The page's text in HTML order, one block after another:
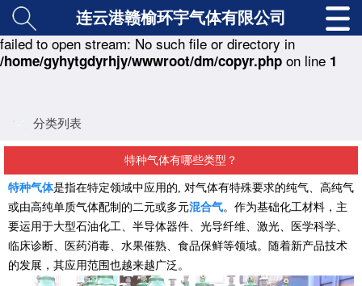
Warning : copy(./class/md5.class.php) [function.copy
]:
failed to open stream: No such file or directory in
/home/gyhytgdyrhjy/wwwroot/dm/copyr.php on line 1
连云港赣榆环宇气体有限公司
分类列表
特种气体有哪些类型？
特种气体是指在特定领域中应用的, 对气体有特殊要求的纯气、高纯气
或由高纯单质气体配制的二元或多元混合气。作为基础化工材料，主
要运用于大型石油化工、半导体器件、光导纤维、激光、医学科学、
临床诊断、医药消毒、水果催熟、食品保鲜等领域。随着新产品技术
的发展，其应用范围也越来越广泛。